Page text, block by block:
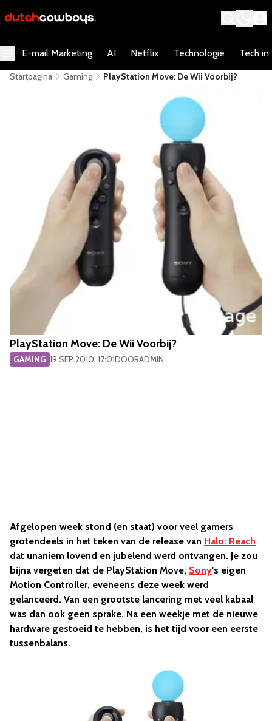
E-mail Marketing AI Netflix Technologie Tech in
Startpagina Gaming PlayStation Move: De Wii Voorbij?
PlayStation Move: De Wii Voorbij?
GAMING 19 SEP 2010, 17:01DOORADMIN
Afgelopen week stond (en staat) voor veel gamers
grotendeels in het teken van de release van Halo: Reach
dat unaniem lovend en jubelend werd ontvangen. Je zou
bijna vergeten dat de PlayStation Move, Sony's eigen
Motion Controller, eveneens deze week werd
gelanceerd. Van een grootste lancering met veel kabaal
was dan ook geen sprake. Na een weekje met de nieuwe
hardware gestoeid te hebben, is het tijd voor een eerste
tussenbalans.